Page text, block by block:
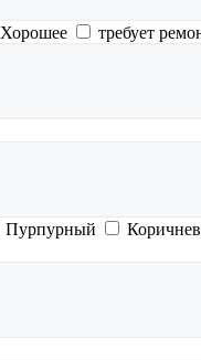
Хорошее
требует
Пурпурный